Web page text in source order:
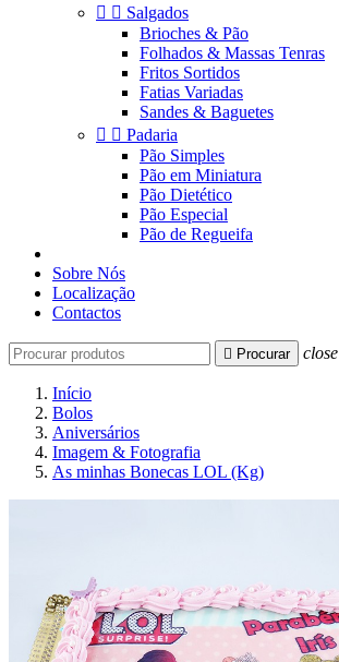
  Salgados
Brioches & Pão
Folhados & Massas Tenras
Fritos Sortidos
Fatias Variadas
Sandes & Baguetes
  Padaria
Pão Simples
Pão em Miniatura
Pão Dietético
Pão Especial
Pão de Regueifa
Sobre Nós
Localização
Contactos
 Procurar close
Início
Bolos
Aniversários
Imagem & Fotografia
As minhas Bonecas LOL (Kg)